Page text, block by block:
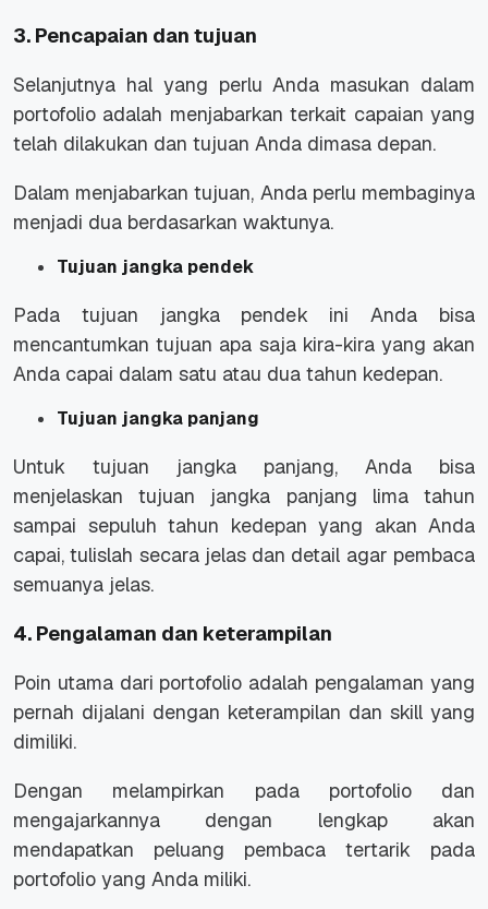
3. Pencapaian dan tujuan
Selanjutnya hal yang perlu Anda masukan dalam
portofolio adalah menjabarkan terkait capaian yang
telah dilakukan dan tujuan Anda dimasa depan.
Dalam menjabarkan tujuan, Anda perlu membaginya
menjadi dua berdasarkan waktunya.
Tujuan jangka pendek
Pada tujuan jangka pendek ini Anda bisa
mencantumkan tujuan apa saja kira-kira yang akan
Anda capai dalam satu atau dua tahun kedepan.
Tujuan jangka panjang
Untuk tujuan jangka panjang, Anda bisa
menjelaskan tujuan jangka panjang lima tahun
sampai sepuluh tahun kedepan yang akan Anda
capai, tulislah secara jelas dan detail agar pembaca
semuanya jelas.
4. Pengalaman dan keterampilan
Poin utama dari portofolio adalah pengalaman yang
pernah dijalani dengan keterampilan dan skill yang
dimiliki.
Dengan melampirkan pada portofolio dan
mengajarkannya dengan lengkap akan
mendapatkan peluang pembaca tertarik pada
portofolio yang Anda miliki.